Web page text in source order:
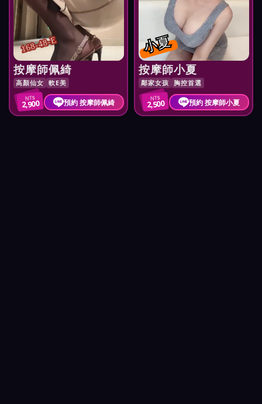
168-48-E
按摩師佩綺
高顏仙女 軟E美
NT$
2,900 預約 按摩師佩綺
小夏
按摩師小夏
鄰家女孩 胸控首選
NT$
2,500 預約 按摩師小夏